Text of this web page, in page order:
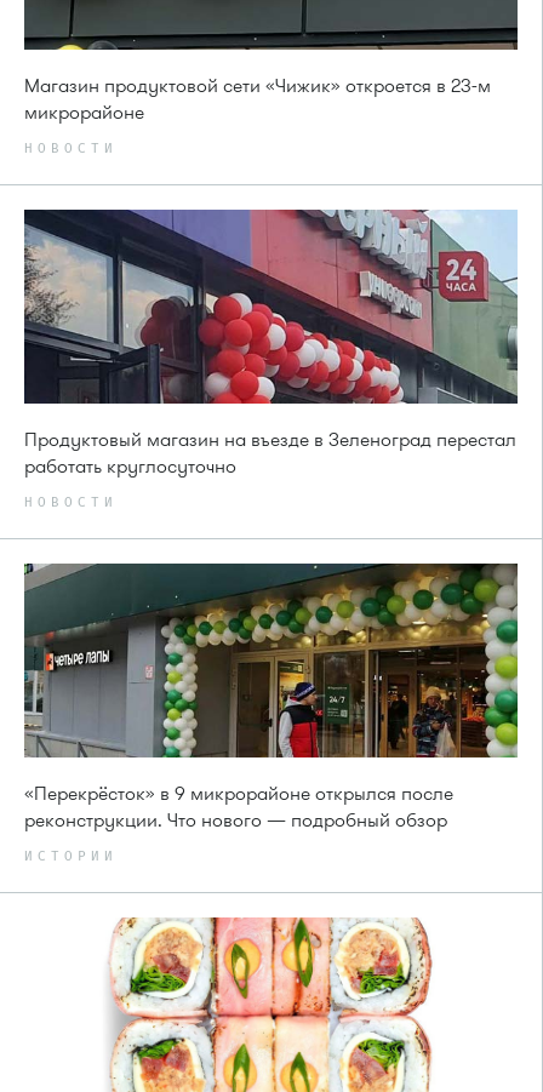
Магазин продуктовой сети «Чижик» откроется в 23-м
микрорайоне
НОВОСТИ
Продуктовый магазин на въезде в Зеленоград перестал
работать круглосуточно
НОВОСТИ
«Перекрёсток» в 9 микрорайоне открылся после
реконструкции. Что нового — подробный обзор
ИСТОРИИ